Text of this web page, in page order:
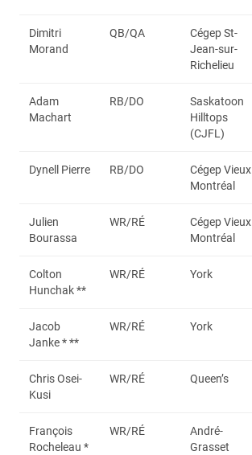
Dimitri
Morand
QB/QA
Cégep St-
Jean-sur-
Richelieu
Adam
Machart
RB/DO
Saskatoon
Hilltops
(CJFL)
Dynell Pierre RB/DO
Cégep Vieux
Montréal
Julien
Bourassa
WR/RÉ
Cégep Vieux
Montréal
Colton
Hunchak **
WR/RÉ York
Jacob
Janke * **
WR/RÉ York
Chris Osei-
Kusi
WR/RÉ Queen’s
François
Rocheleau *
WR/RÉ
André-
Grasset